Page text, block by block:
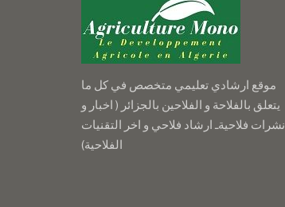
موقع ارشادي تعليمي متخصص في كل ما
يتعلق بالفلاحة و الفلاحين بالجزائر ( اخبار و
نشرات فلاحيةـ ارشاد فلاحي و اخر التقنيات
الفلاحية)